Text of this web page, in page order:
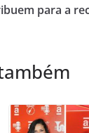
para a